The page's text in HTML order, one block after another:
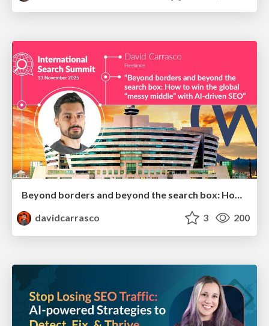
Beyond borders and beyond the search box: How to win the global "messy middle" with AI-driven SEO
davidcarrasco
3 200